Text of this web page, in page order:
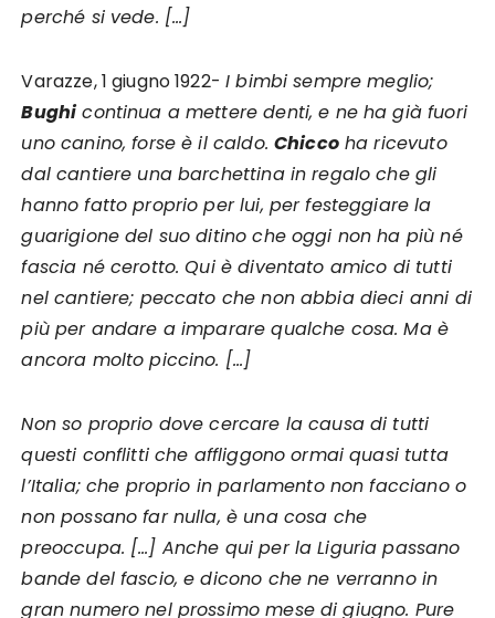
perché si vede. […]
Varazze, 1 giugno 1922-I bimbi sempre meglio;
Bughicontinua a mettere denti, e ne ha già fuori
uno canino, forse è il caldo. Chiccoha ricevuto
dal cantiere una barchettina in regalo che gli
hanno fatto proprio per lui, per festeggiare la
guarigione del suo ditino che oggi non ha più né
fascia né cerotto. Qui è diventato amico di tutti
nel cantiere; peccato che non abbia dieci anni di
più per andare a imparare qualche cosa. Ma è
ancora molto piccino. […]
Non so proprio dove cercare la causa di tutti
questi conflitti che affliggono ormai quasi tutta
l’Italia; che proprio in parlamento non facciano o
non possano far nulla, è una cosa che
preoccupa. […] Anche qui per la Liguria passano
bande del fascio, e dicono che ne verranno in
gran numero nel prossimo mese di giugno. Pure